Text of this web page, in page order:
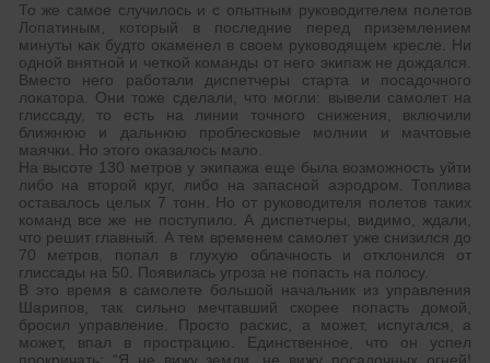
То же самое случилось и с опытным руководителем полетов
Лопатиным, который в последние перед приземлением
минуты как будто окаменел в своем руководящем кресле. Ни
одной внятной и четкой команды от него экипаж не дождался.
Вместо него работали диспетчеры старта и посадочного
локатора. Они тоже сделали, что могли: вывели самолет на
глиссаду, то есть на линии точного снижения, включили
ближнюю и дальнюю проблесковые молнии и мачтовые
маячки. Но этого оказалось мало.
На высоте 130 метров у экипажа еще была возможность уйти
либо на второй круг, либо на запасной аэродром. Топлива
оставалось целых 7 тонн. Но от руководителя полетов таких
команд все же не поступило. А диспетчеры, видимо, ждали,
что решит главный. А тем временем самолет уже снизился до
70 метров, попал в глухую облачность и отклонился от
глиссады на 50. Появилась угроза не попасть на полосу.
В это время в самолете большой начальник из управления
Шарипов, так сильно мечтавший скорее попасть домой,
бросил управление. Просто раскис, а может, испугался, а
может, впал в прострацию. Единственное, что он успел